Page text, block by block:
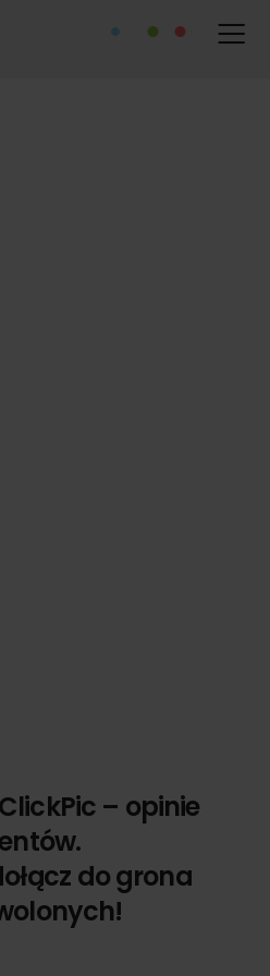
– opinie
do grona